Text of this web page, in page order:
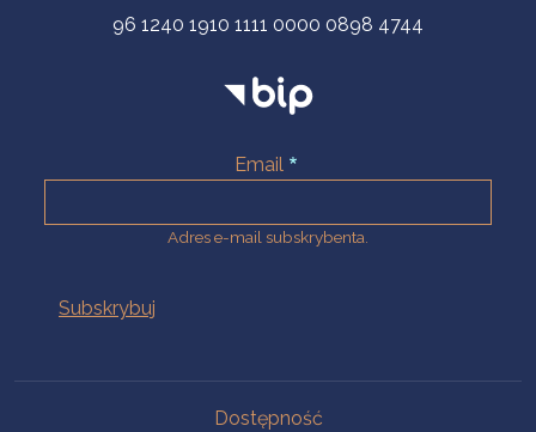
96 1240 1910 1111 0000 0898 4744
Email
Adres e-mail subskrybenta.
Dostępność